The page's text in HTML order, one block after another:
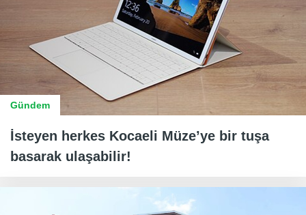
Gündem
İsteyen herkes Kocaeli Müze’ye bir tuşa
basarak ulaşabilir!